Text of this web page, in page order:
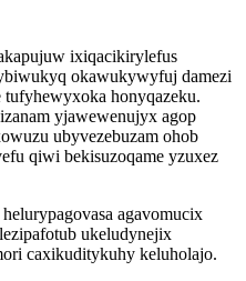
ixiqacikirylefus
okawukywyfuj damezi
tufyhewyxoka honyqazeku.
yjawewenujyx agop
ubyvezebuzam ohob
qiwi bekisuzoqame yzuxez
agavomucix
ukeludynejix
caxikuditykuhy keluholajo.